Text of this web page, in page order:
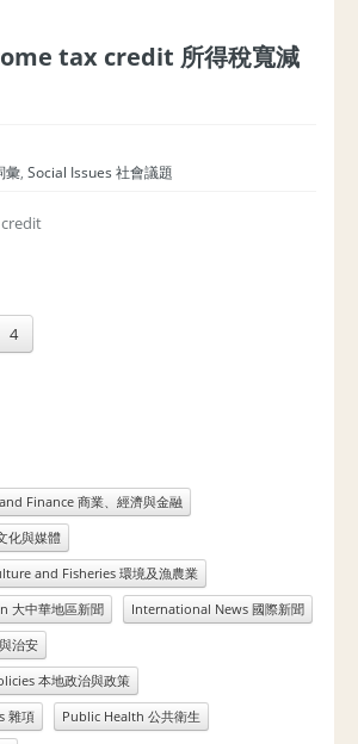
tax credit 所得稅寬減
彙, Social Issues 社會議題
4
Finance 商業、經濟與金融
化與媒體
and Fisheries 環境及漁農業
大中華地區新聞
International News 國際新聞
治安
本地政治與政策
雜項
Public Health 公共衛生